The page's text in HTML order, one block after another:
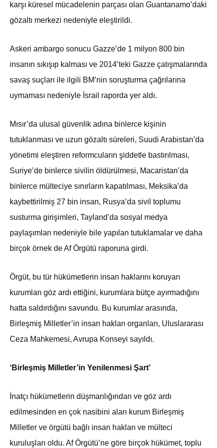
karşı küresel mücadelenin parçası olan Guantanamo’daki
gözaltı merkezi nedeniyle eleştirildi.
Askeri ambargo sonucu Gazze’de 1 milyon 800 bin
insanın sıkışıp kalması ve 2014’teki Gazze çatışmalarında
savaş suçları ile ilgili BM’nin soruşturma çağrılarına
uymaması nedeniyle İsrail raporda yer aldı.
Mısır’da ulusal güvenlik adına binlerce kişinin
tutuklanması ve uzun gözaltı süreleri, Suudi Arabistan’da
yönetimi eleştiren reformcuların şiddetle bastırılması,
Suriye’de binlerce sivilin öldürülmesi, Macaristan’da
binlerce mülteciye sınırların kapatılması, Meksika’da
kaybettirilmiş 27 bin insan, Rusya’da sivil toplumu
susturma girişimleri, Tayland’da sosyal medya
paylaşımları nedeniyle bile yapılan tutuklamalar ve daha
birçok örnek de Af Örgütü raporuna girdi.
Örgüt, bu tür hükümetlerin insan haklarını koruyan
kurumları göz ardı ettiğini, kurumlara bütçe ayırmadığını
hatta saldırdığını savundu. Bu kurumlar arasında,
Birleşmiş Milletler’in insan hakları organları, Uluslararası
Ceza Mahkemesi, Avrupa Konseyi sayıldı.
‘Birleşmiş Milletler’in Yenilenmesi Şart’
İnatçı hükümetlerin düşmanlığından ve göz ardı
edilmesinden en çok nasibini alan kurum Birleşmiş
Milletler ve örgütü bağlı insan hakları ve mülteci
kuruluşları oldu. Af Örgütü’ne göre birçok hükümet, toplu